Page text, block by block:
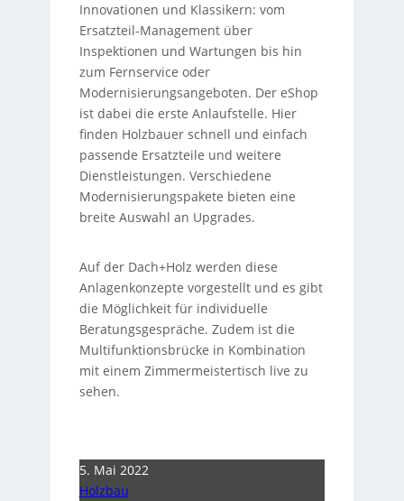
Innovationen und Klassikern: vom
Ersatzteil-Management über
Inspektionen und Wartungen bis hin
zum Fernservice oder
Modernisierungsangeboten. Der eShop
ist dabei die erste Anlaufstelle. Hier
finden Holzbauer schnell und einfach
passende Ersatzteile und weitere
Dienstleistungen. Verschiedene
Modernisierungspakete bieten eine
breite Auswahl an Upgrades.
Auf der Dach+Holz werden diese
Anlagenkonzepte vorgestellt und es gibt
die Möglichkeit für individuelle
Beratungsgespräche. Zudem ist die
Multifunktionsbrücke in Kombination
mit einem Zimmermeistertisch live zu
sehen.
5. Mai 2022
Holzbau